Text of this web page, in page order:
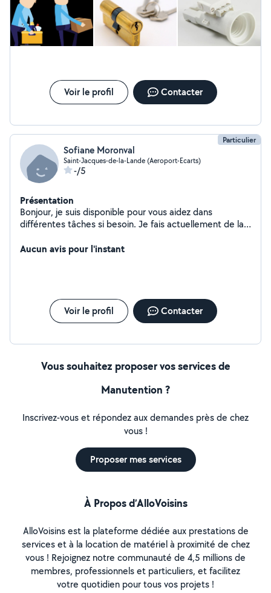
Voir le profil Contacter
Particulier
Sofiane Moronval
Saint-Jacques-de-la-Lande (Aeroport-Ecarts)
-/5
Présentation
Bonjour, je suis disponible pour vous aidez dans
différentes tâches si besoin. Je fais actuellement de la
Aucun avis pour l'instant
Voir le profil Contacter
Vous souhaitez proposer vos services de
Manutention ?
Inscrivez-vous et répondez aux demandes près de chez
vous !
Proposer mes services
À Propos d’AlloVoisins
AlloVoisins est la plateforme dédiée aux prestations de
services et à la location de matériel à proximité de chez
vous ! Rejoignez notre communauté de 4,5 millions de
membres, professionnels et particuliers, et facilitez
votre quotidien pour tous vos projets !